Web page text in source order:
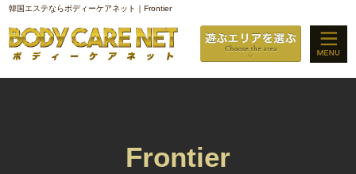
韓国エステならボディーケアネット｜Frontier
Frontier